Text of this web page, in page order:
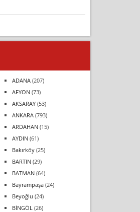
ADANA(207)
AFYON(73)
AKSARAY(53)
ANKARA(793)
ARDAHAN(15)
AYDIN(61)
Bakırköy(25)
BARTIN(29)
BATMAN(64)
Bayrampaşa(24)
Beyoğlu (24)
BİNGÖL (26)